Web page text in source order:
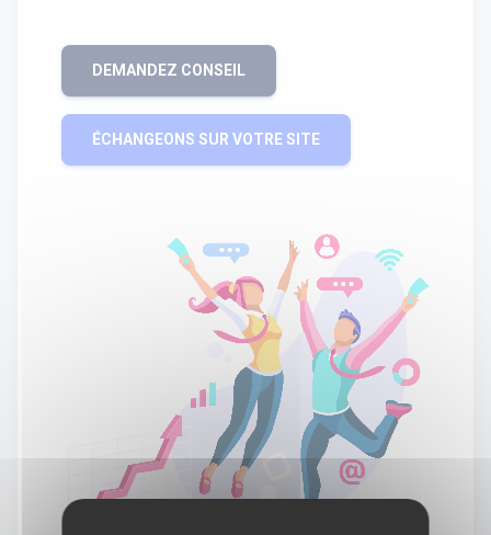
DEMANDEZ CONSEIL
ÉCHANGEONS SUR VOTRE SITE